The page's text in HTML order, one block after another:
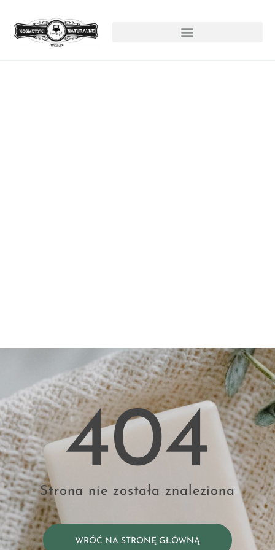
404
Strona nie została znaleziona
WRÓĆ NA STRONĘ GŁÓWNĄ